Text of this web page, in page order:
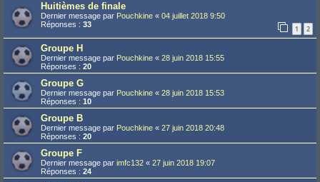
Huitièmes de finale
Dernier message par Pouchkine « 04 juillet 2018 9:50
Réponses : 33 1 2
Groupe H
Dernier message par Pouchkine « 28 juin 2018 15:55
Réponses : 20
Groupe G
Dernier message par Pouchkine « 28 juin 2018 15:53
Réponses : 10
Groupe B
Dernier message par Pouchkine « 27 juin 2018 20:48
Réponses : 20
Groupe F
Dernier message par imfc132 « 27 juin 2018 19:07
Réponses : 24